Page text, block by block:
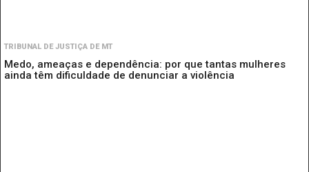
TRIBUNAL DE JUSTIÇA DE MT
Medo, ameaças e dependência: por que tantas mulheres
ainda têm dificuldade de denunciar a violência